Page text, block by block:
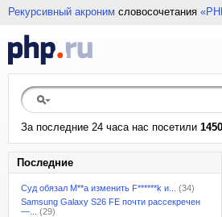
Рекурсивный акроним словосочетания
За последние 24 часа нас посетили
Последние
Суд обязал M**a изменить F******k и...
(34)
Samsung Galaxy S26 FE почти рассекречен
—...
(29)